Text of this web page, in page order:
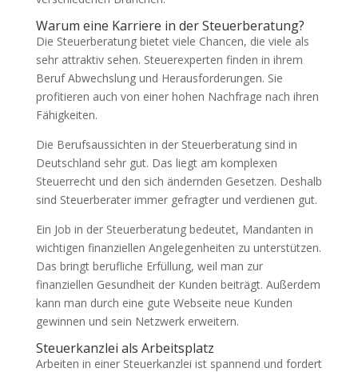
Warum eine Karriere in der Steuerberatung?
Die Steuerberatung bietet viele Chancen, die viele als
sehr attraktiv sehen. Steuerexperten finden in ihrem
Beruf Abwechslung und Herausforderungen. Sie
profitieren auch von einer hohen Nachfrage nach ihren
Fähigkeiten.
Die Berufsaussichten in der Steuerberatung sind in
Deutschland sehr gut. Das liegt am komplexen
Steuerrecht und den sich ändernden Gesetzen. Deshalb
sind Steuerberater immer gefragter und verdienen gut.
Ein Job in der Steuerberatung bedeutet, Mandanten in
wichtigen finanziellen Angelegenheiten zu unterstützen.
Das bringt berufliche Erfüllung, weil man zur
finanziellen Gesundheit der Kunden beiträgt. Außerdem
kann man durch eine gute Webseite neue Kunden
gewinnen und sein Netzwerk erweitern.
Steuerkanzlei als Arbeitsplatz
Arbeiten in einer Steuerkanzlei ist spannend und fordert